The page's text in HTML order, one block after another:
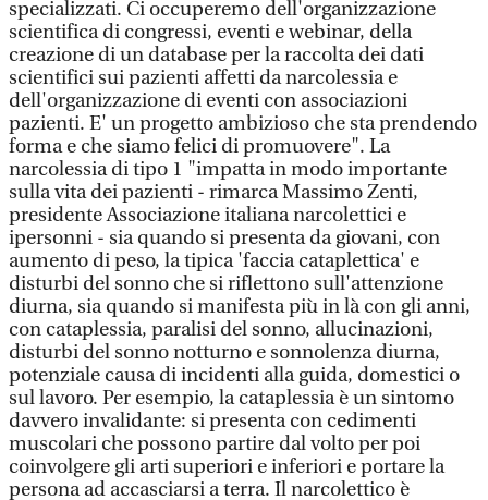
specializzati. Ci occuperemo dell'organizzazione
scientifica di congressi, eventi e webinar, della
creazione di un database per la raccolta dei dati
scientifici sui pazienti affetti da narcolessia e
dell'organizzazione di eventi con associazioni
pazienti. E' un progetto ambizioso che sta prendendo
forma e che siamo felici di promuovere". La
narcolessia di tipo 1 "impatta in modo importante
sulla vita dei pazienti - rimarca Massimo Zenti,
presidente Associazione italiana narcolettici e
ipersonni - sia quando si presenta da giovani, con
aumento di peso, la tipica 'faccia cataplettica' e
disturbi del sonno che si riflettono sull'attenzione
diurna, sia quando si manifesta più in là con gli anni,
con cataplessia, paralisi del sonno, allucinazioni,
disturbi del sonno notturno e sonnolenza diurna,
potenziale causa di incidenti alla guida, domestici o
sul lavoro. Per esempio, la cataplessia è un sintomo
davvero invalidante: si presenta con cedimenti
muscolari che possono partire dal volto per poi
coinvolgere gli arti superiori e inferiori e portare la
persona ad accasciarsi a terra. Il narcolettico è